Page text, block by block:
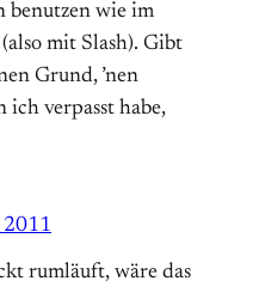
benutzen wie im
mit Slash). Gibt
Grund, ’nen
verpasst habe,
2011
rumläuft, wäre das